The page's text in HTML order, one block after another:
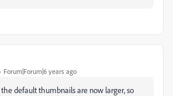
Forum|Forum|6 years ago
default thumbnails are now larger, so